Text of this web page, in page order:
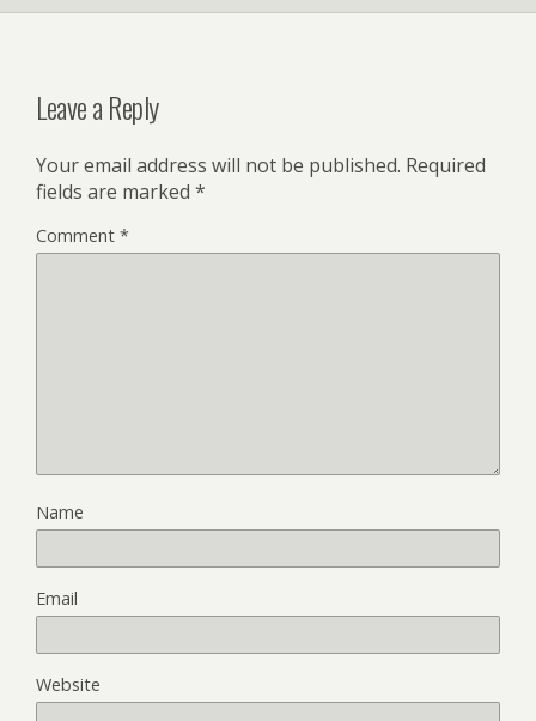
Leave a Reply
Your email address will not be published. Required
fields are marked *
Comment *
Name
Email
Website